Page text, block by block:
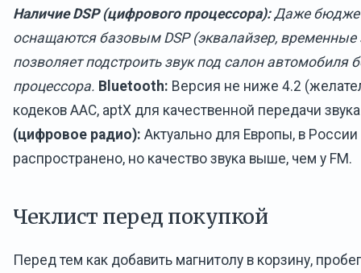
Наличие DSP (цифрового процессора):Даже
оснащаются базовым DSP (эквалайзер,
позволяет подстроить звук под салон автомобиля
процессора. Bluetooth: Версия не ниже 4.2
кодеков AAC, aptX для качественной передачи
(цифровое радио): Актуально для Европы, в
распространено, но качество звука выше, чем у FM.
Чеклист перед покупкой
Перед тем как добавить магнитолу в корзину,